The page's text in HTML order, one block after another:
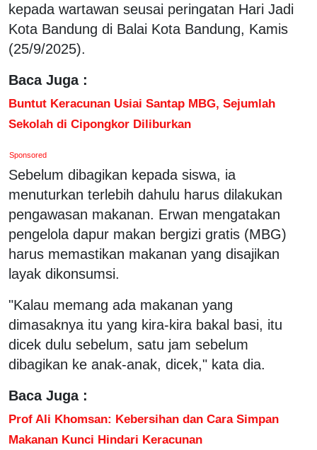
kepada wartawan seusai peringatan Hari Jadi
Kota Bandung di Balai Kota Bandung, Kamis
(25/9/2025).
Baca Juga :
Buntut Keracunan Usiai Santap MBG, Sejumlah
Sekolah di Cipongkor Diliburkan
Sponsored
Sebelum dibagikan kepada siswa, ia
menuturkan terlebih dahulu harus dilakukan
pengawasan makanan. Erwan mengatakan
pengelola dapur makan bergizi gratis (MBG)
harus memastikan makanan yang disajikan
layak dikonsumsi.
"Kalau memang ada makanan yang
dimasaknya itu yang kira-kira bakal basi, itu
dicek dulu sebelum, satu jam sebelum
dibagikan ke anak-anak, dicek," kata dia.
Baca Juga :
Prof Ali Khomsan: Kebersihan dan Cara Simpan
Makanan Kunci Hindari Keracunan